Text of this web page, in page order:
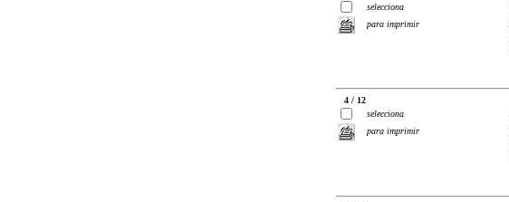
selecciona
para imprimir
4 / 12
selecciona
para imprimir